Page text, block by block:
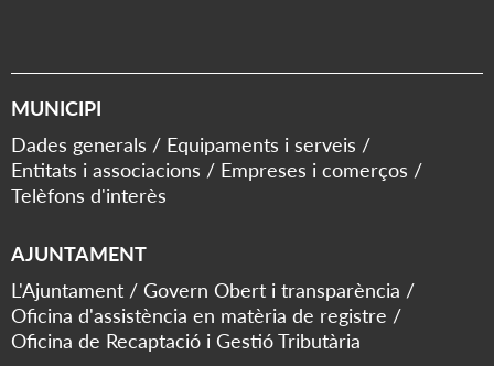
MUNICIPI
Dades generals
Equipaments i serveis
Entitats i associacions
Empreses i comerços
Telèfons d'interès
AJUNTAMENT
L'Ajuntament
Govern Obert i transparència
Oficina d'assistència en matèria de registre
Oficina de Recaptació i Gestió Tributària